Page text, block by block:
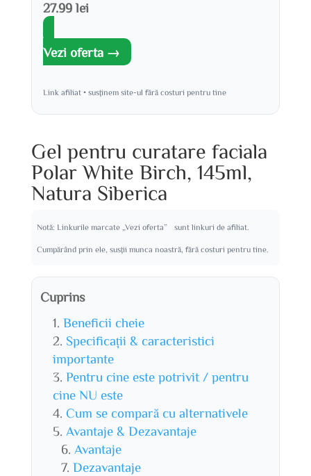
27.99 lei
Vezi oferta →
Link afiliat • susținem site-ul fără costuri pentru tine
Gel pentru curatare faciala
Polar White Birch, 145ml,
Natura Siberica
Notă: Linkurile marcate „Vezi oferta” sunt linkuri de afiliat.
Cumpărând prin ele, susții munca noastră, fără costuri pentru tine.
Cuprins
Beneficii cheie
Specificații & caracteristici
importante
Pentru cine este potrivit / pentru
cine NU este
Cum se compară cu alternativele
Avantaje & Dezavantaje
Avantaje
Dezavantaje